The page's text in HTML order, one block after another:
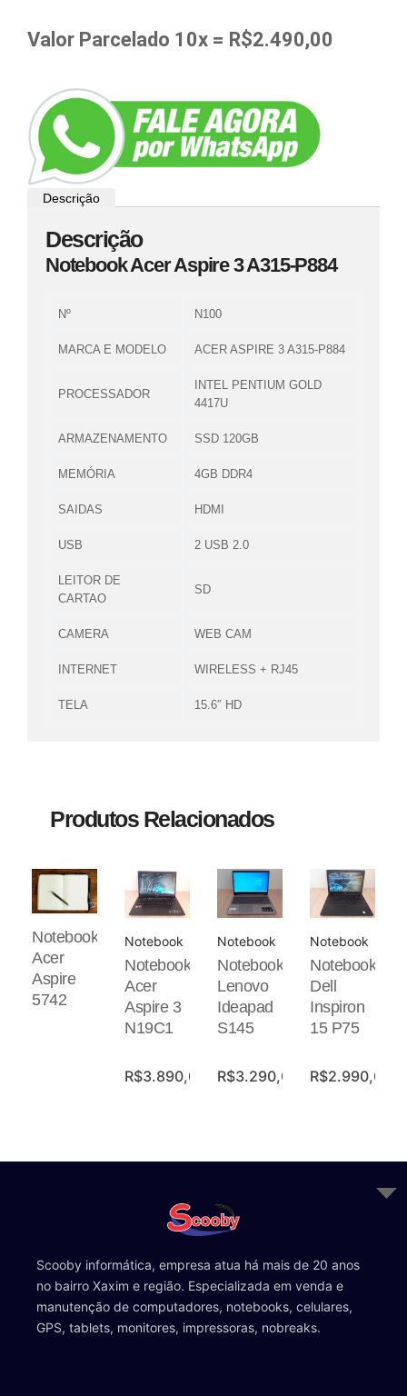
Valor Parcelado 10x = R$2.490,00
Descrição
Descrição
Notebook Acer Aspire 3 A315-P884
Nº N100
MARCA E MODELO ACER ASPIRE 3 A315-P884
PROCESSADOR
INTEL PENTIUM GOLD
4417U
ARMAZENAMENTO SSD 120GB
MEMÓRIA 4GB DDR4
SAIDAS HDMI
USB 2 USB 2.0
LEITOR DE
CARTAO
SD
CAMERA WEB CAM
INTERNET WIRELESS + RJ45
TELA 15.6″ HD
Produtos Relacionados
Notebook
Acer
Aspire
5742
Notebook
Notebook
Acer
Aspire 3
N19C1
R$3.890,00
Notebook
Notebook
Lenovo
Ideapad
S145
R$3.290,00
Notebook
Notebook
Dell
Inspiron
15 P75
R$2.990,00
Scooby informática, empresa atua há mais de 20 anos
no bairro Xaxim e região. Especializada em venda e
manutenção de computadores, notebooks, celulares,
GPS, tablets, monitores, impressoras, nobreaks.